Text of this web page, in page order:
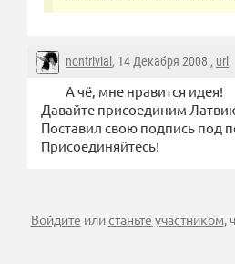
nontrivial , 14 Декабря 2008 , url
А чё, мне нравится идея!
Давайте присоединим
Поставил свою подпись под
Присоединяйтесь!
Войдите илистаньте участником,